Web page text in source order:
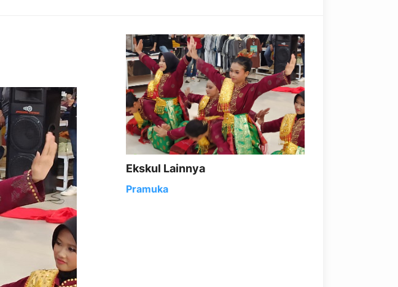
Ekskul Lainnya
Pramuka